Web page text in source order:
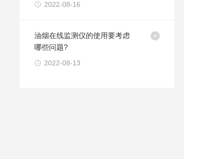
2022-08-16
油烟在线监测仪的使用要考虑
哪些问题?
2022-08-13